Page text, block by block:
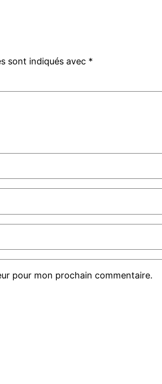
sont indiqués avec *
pour mon prochain commentaire.